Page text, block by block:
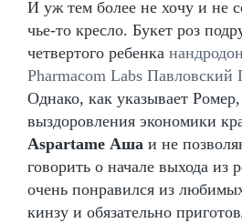
И уж тем более не хочу и не
чье-то кресло. Букет роз
четвертого ребенка
Pharmacom Labs Павловский
Однако, как указывает
выздоровления экономики
Aspartame Аша и не
говорить о начале выхода из
очень понравился из
кинзу и обязательно